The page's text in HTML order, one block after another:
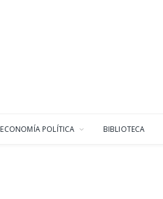
ECONOMÍA POLÍTICA BIBLIOTECA